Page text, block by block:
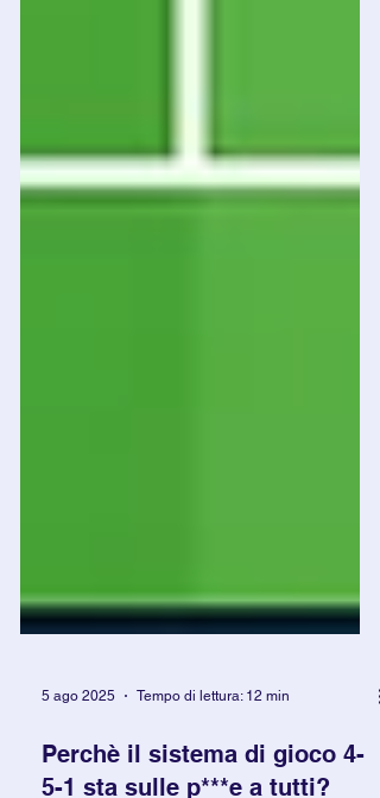
5 ago 2025 Tempo di lettura: 12 min